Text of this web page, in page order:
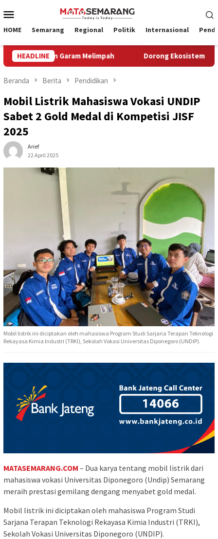
ke
Mobile
HOME Semarang Regional Politik Internasional
HEADLINE
Garam Melimpah Dorong Ekosistem Pariwisata
Beranda Berita Pendidikan
Mobil Listrik Mahasiswa Vokasi UNDIP
Sabet 2 Gold Medal di Kompetisi JISF
2025
Arief
22 April 2025
Mobil listrik ini diciptakan oleh mahasiswa Program Studi Sarjana Terapan Teknologi
Rekayasa Kimia Industri (TRKI), Sekolah Vokasi Universitas Diponegoro (UNDIP).
MATASEMARANG.COM – Dua karya tentang mobil listrik dari
mahasiswa vokasi Universitas Diponegoro (Undip) Semarang
meraih prestasi gemilang dengang menyabet gold medal.
Mobil listrik ini diciptakan oleh mahasiswa Program Studi
Sarjana Terapan Teknologi Rekayasa Kimia Industri (TRKI),
Sekolah Vokasi Universitas Diponegoro (UNDIP).